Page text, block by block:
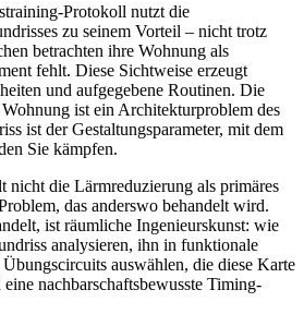
Protokoll nutzt die
zu seinem Vorteil – nicht trotz
betrachten ihre Wohnung als
fehlt. Diese Sichtweise erzeugt
und aufgegebene Routinen. Die
ist ein Architekturproblem des
ist der Gestaltungsparameter, mit dem
Sie kämpfen.
nicht die Lärmreduzierung als primäres
das anderswo behandelt wird.
ist räumliche Ingenieurskunst: wie
analysieren, ihn in funktionale
auswählen, die diese Karte
nachbarschaftsbewusste Timing-